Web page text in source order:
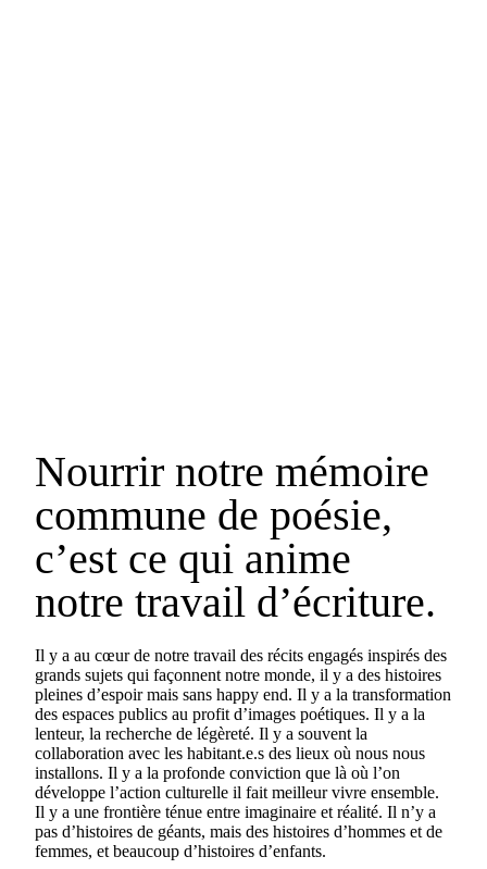
Nourrir notre mémoire
commune de poésie,
c’est ce qui anime
notre travail d’écriture.
Il y a au cœur de notre travail des récits engagés inspirés des
grands sujets qui façonnent notre monde, il y a des histoires
pleines d’espoir mais sans happy end. Il y a la transformation
des espaces publics au profit d’images poétiques. Il y a la
lenteur, la recherche de légèreté. Il y a souvent la
collaboration avec les habitant.e.s des lieux où nous nous
installons. Il y a la profonde conviction que là où l’on
développe l’action culturelle il fait meilleur vivre ensemble.
Il y a une frontière ténue entre imaginaire et réalité. Il n’y a
pas d’histoires de géants, mais des histoires d’hommes et de
femmes, et beaucoup d’histoires d’enfants.